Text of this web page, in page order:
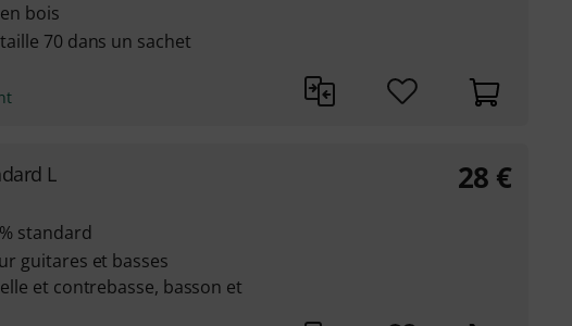
bois
70 dans un sachet
L
standard
guitares et basses
et contrebasse, basson et
28 €